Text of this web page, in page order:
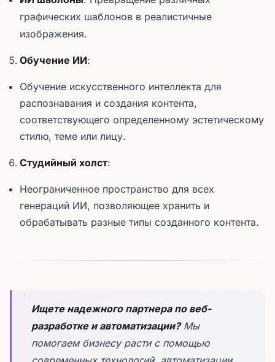
графических шаблонов в реалистичные
изображения.
Обучение ИИ:
Обучение искусственного интеллекта для
распознавания и создания контента,
соответствующего определенному эстетическому
стилю, теме или лицу.
Студийный холст:
Неограниченное пространство для всех
генераций ИИ, позволяющее хранить и
обрабатывать разные типы созданного контента.
Ищете надежного партнера по веб-
разработке и автоматизации?Мы
помогаем бизнесу расти с помощью